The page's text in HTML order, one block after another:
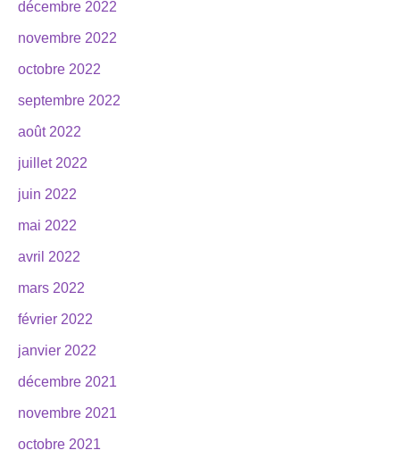
décembre 2022
novembre 2022
octobre 2022
septembre 2022
août 2022
juillet 2022
juin 2022
mai 2022
avril 2022
mars 2022
février 2022
janvier 2022
décembre 2021
novembre 2021
octobre 2021